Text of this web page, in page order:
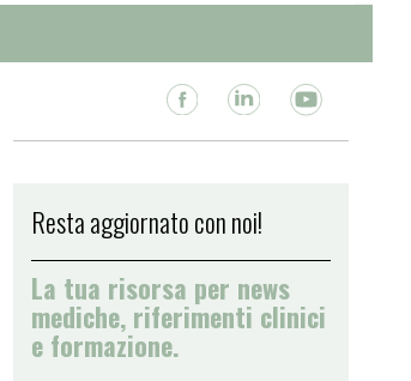
Resta aggiornato con noi!
La tua risorsa per news
mediche, riferimenti clinici
e formazione.